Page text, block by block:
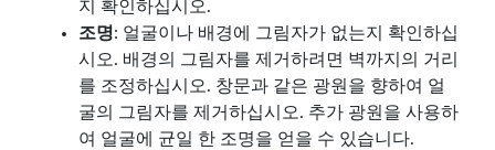
지 확인하십시오.
조명: 얼굴이나 배경에 그림자가 없는지 확인하십
시오. 배경의 그림자를 제거하려면 벽까지의 거리
를 조정하십시오. 창문과 같은 광원을 향하여 얼
굴의 그림자를 제거하십시오. 추가 광원을 사용하
여 얼굴에 균일 한 조명을 얻을 수 있습니다.